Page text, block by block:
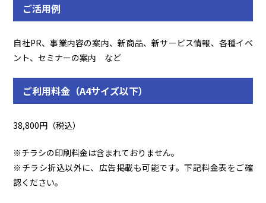
ご活用例
自社PR、事業内容の案内、新商品、新サービス情報、各種イベ
ント、セミナーの案内 など
ご利用料金（A4サイズ以下）
38,800円（税込）
※チラシの印刷料金は含まれておりません。
※チラシ折込以外に、広告掲載も可能です。下記料金表をご確
認ください。